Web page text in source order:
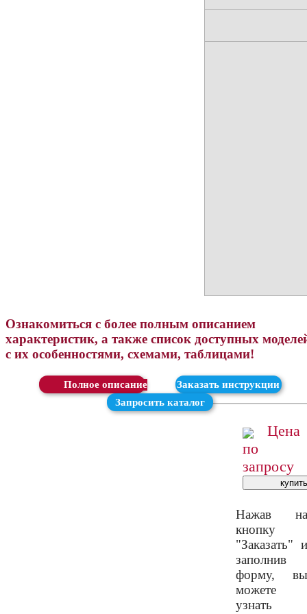
Ознакомиться с более полным описанием
характеристик, а также список доступных
с их особенностями, схемами, таблицами!
Скачать
Заказать инструкции
Запросить каталог
Цена
по
запросу
Нажав на
кнопку
"Заказать" и
заполнив
форму, вы
можете
узнать